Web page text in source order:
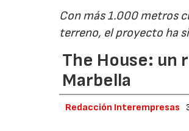
Con más 1.000 metros
terreno, el proyecto ha
The House: un
Marbella
Redacción Interempresas